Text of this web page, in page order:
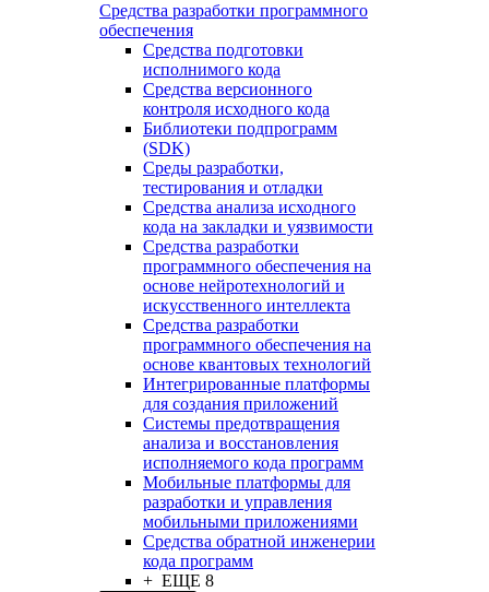
Средства разработки программного
обеспечения
Средства подготовки
исполнимого кода
Средства версионного
контроля исходного кода
Библиотеки подпрограмм
(SDK)
Среды разработки,
тестирования и отладки
Средства анализа исходного
кода на закладки и уязвимости
Средства разработки
программного обеспечения на
основе нейротехнологий и
искусственного интеллекта
Средства разработки
программного обеспечения на
основе квантовых технологий
Интегрированные платформы
для создания приложений
Системы предотвращения
анализа и восстановления
исполняемого кода программ
Мобильные платформы для
разработки и управления
мобильными приложениями
Средства обратной инженерии
кода программ
+ ЕЩЕ 8